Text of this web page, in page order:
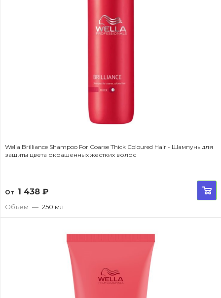
Wella Brilliance Shampoo For Coarse Thick Coloured Hair - Шампунь для
защиты цвета окрашенных жестких волос
От 1 438 ₽
Объем — 250 мл